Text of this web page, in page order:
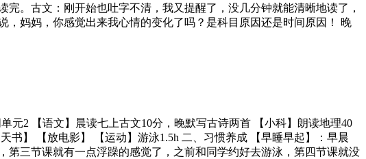
。古文：刚开始也吐字不清，我又提醒了，没几分钟就能清晰地读了，
妈妈，你感觉出来我心情的变化了吗？是科目原因还是时间原因！ 晚
元2 【语文】晨读七上古文10分，晚默写古诗两首 【小科】朗读地理40
书】 【放电影】 【运动】游泳1.5h 二、习惯养成 【早睡早起】：早晨
第三节课就有一点浮躁的感觉了，之前和同学约好去游泳，第四节课就没